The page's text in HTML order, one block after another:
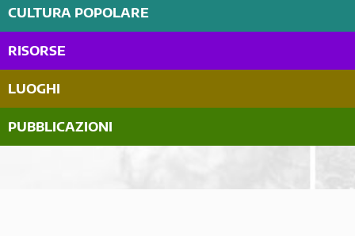
CULTURA POPOLARE
RISORSE
LUOGHI
PUBBLICAZIONI